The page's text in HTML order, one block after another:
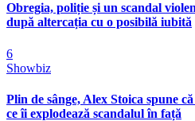
Obregia, poliție și un scandal
după altercația cu o posibilă iubită
6
Showbiz
Plin de sânge, Alex Stoica spune
ce îi explodează scandalul în față